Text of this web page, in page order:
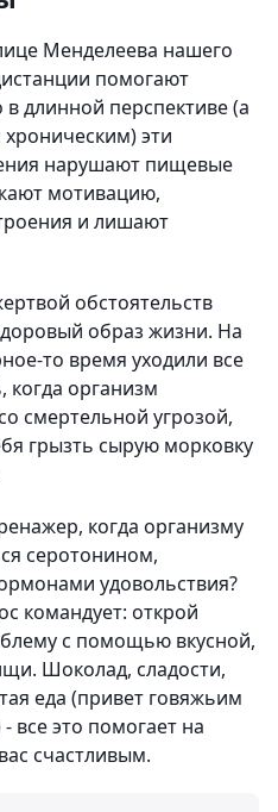
Менделеева нашего
помогают
длинной перспективе (а
хроническим) эти
нарушают пищевые
мотивацию,
и лишают
обстоятельств
образ жизни. На
то время уходили все
организм
смертельной угрозой,
грызть сырую морковку
когда организму
серотонином,
удовольствия?
командует: открой
с помощью вкусной,
Шоколад, сладости,
еда (привет говяжьим
все это помогает на
счастливым.